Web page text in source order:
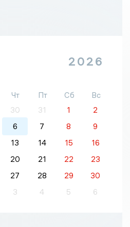
2026
Чт Пт Сб
Вс
30 31 1
2
6 7 8
9
13 14 15
16
20 21 22
23
27 28 29
30
3 4 5 6